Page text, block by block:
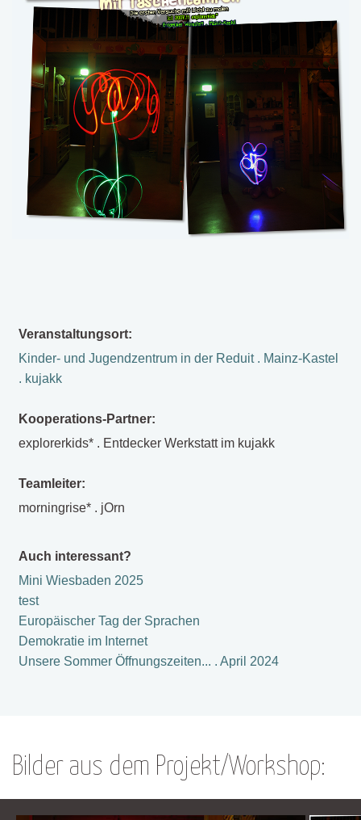
Veranstaltungsort:
Kinder- und Jugendzentrum in der Reduit . Mainz-Kastel
. kujakk
Kooperations-Partner:
explorerkids* . Entdecker Werkstatt im kujakk
Teamleiter:
morningrise* . jOrn
Auch interessant?
Mini Wiesbaden 2025
test
Europäischer Tag der Sprachen
Demokratie im Internet
Unsere Sommer Öffnungszeiten... . April 2024
Bilder aus dem Projekt/Workshop: